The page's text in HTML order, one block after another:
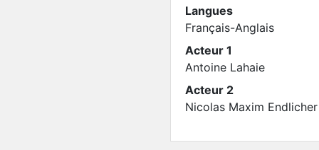
Langues
Français-Anglais
Acteur 1
Antoine Lahaie
Acteur 2
Nicolas Maxim Endlicher